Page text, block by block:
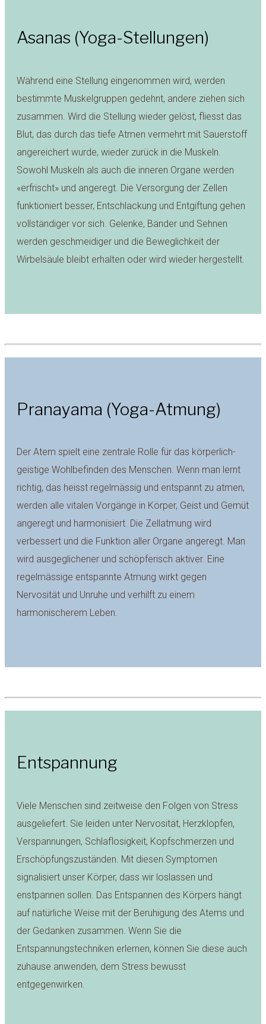
Asanas (Yoga-Stellungen)
Während eine Stellung eingenommen wird, werden
bestimmte Muskelgruppen gedehnt, andere ziehen sich
zusammen. Wird die Stellung wieder gelöst, fliesst das
Blut, das durch das tiefe Atmen vermehrt mit Sauerstoff
angereichert wurde, wieder zurück in die Muskeln.
Sowohl Muskeln als auch die inneren Organe werden
«erfrischt» und angeregt. Die Versorgung der Zellen
funktioniert besser, Entschlackung und Entgiftung gehen
vollständiger vor sich. Gelenke, Bänder und Sehnen
werden geschmeidiger und die Beweglichkeit der
Wirbelsäule bleibt erhalten oder wird wieder hergestellt.
Pranayama (Yoga-Atmung)
Der Atem spielt eine zentrale Rolle für das körperlich-
geistige Wohlbefinden des Menschen. Wenn man lernt
richtig, das heisst regelmässig und entspannt zu atmen,
werden alle vitalen Vorgänge in Körper, Geist und Gemüt
angeregt und harmonisiert. Die Zellatmung wird
verbessert und die Funktion aller Organe angeregt. Man
wird ausgeglichener und schöpferisch aktiver. Eine
regelmässige entspannte Atmung wirkt gegen
Nervosität und Unruhe und verhilft zu einem
harmonischerem Leben.
Entspannung
Viele Menschen sind zeitweise den Folgen von Stress
ausgeliefert. Sie leiden unter Nervosität, Herzklopfen,
Verspannungen, Schlaflosigkeit, Kopfschmerzen und
Erschöpfungszuständen. Mit diesen Symptomen
signalisiert unser Körper, dass wir loslassen und
enstpannen sollen. Das Entspannen des Körpers hängt
auf natürliche Weise mit der Beruhigung des Atems und
der Gedanken zusammen. Wenn Sie die
Entspannungstechniken erlernen, können Sie diese auch
zuhause anwenden, dem Stress bewusst
entgegenwirken.